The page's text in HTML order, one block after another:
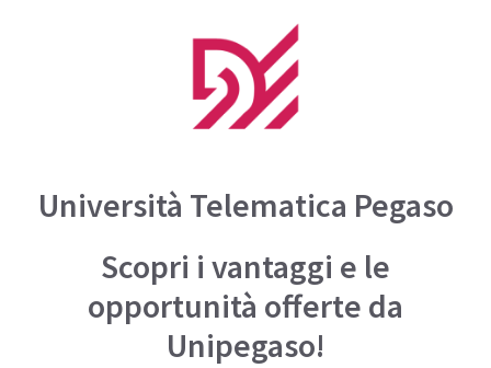
Università Telematica Pegaso
Scopri i vantaggi e le
opportunità offerte da
Unipegaso!